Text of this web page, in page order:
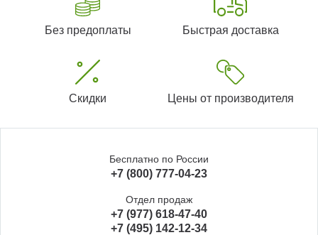
Без предоплаты Быстрая доставка
Скидки Цены от производителя
Бесплатно по России
+7 (800) 777-04-23
Отдел продаж
+7 (977) 618-47-40
+7 (495) 142-12-34